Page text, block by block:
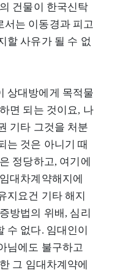
건물이 한국신탁
서는 이동경과 피고
할 사유가 될 수 없
상대방에게 목적물
면 되는 것이요, 나
기타 그것을 처분
는 것은 아니기 때
정당하고, 여기에
대차계약해지에
지요건 기타 해지
방법의 위배, 심리
수 없다. 임대인이
님에도 불구하고
그 임대차계약에